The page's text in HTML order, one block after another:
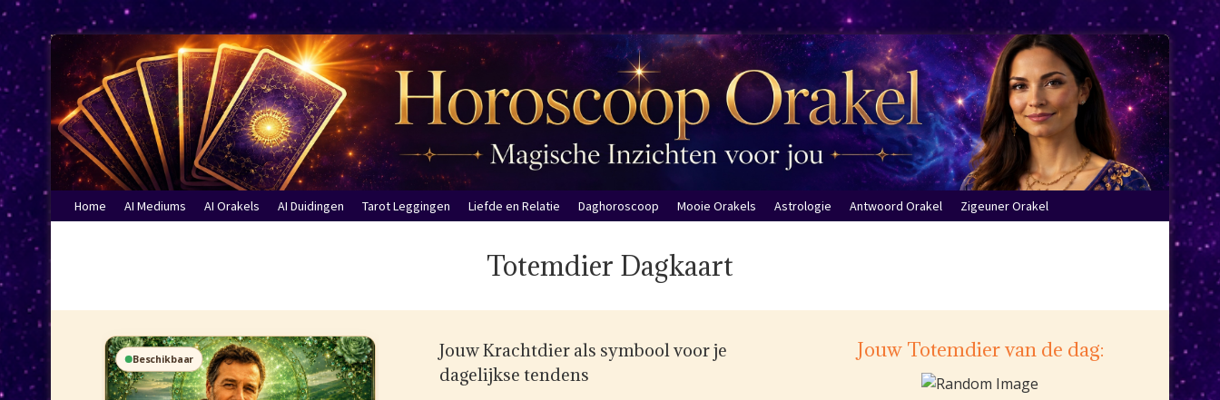
Home AI Mediums AI Orakels AI Duidingen Tarot Leggingen Liefde en Relatie Daghoroscoop Mooie Orakels Astrologie Antwoord Orakel Zigeuner Orakel
Totemdier Dagkaart
Jouw Krachtdier als symbool voor je
dagelijkse tendens
Jouw Totemdier van de dag: